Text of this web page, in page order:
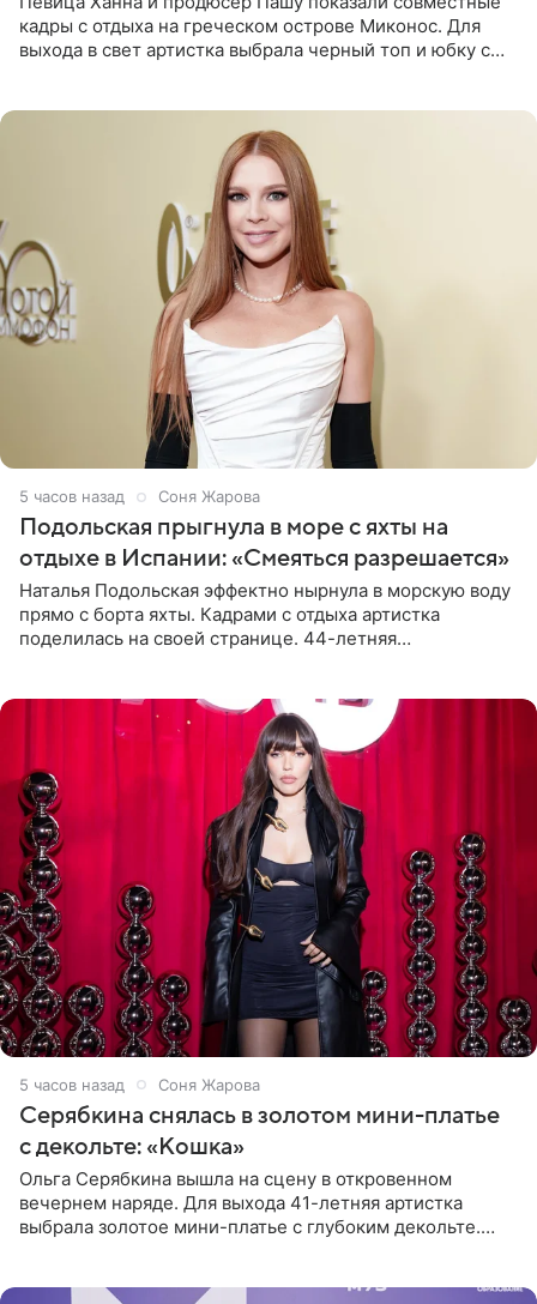
кадры с отдыха на греческом острове Миконос. Для
выхода в свет артистка выбрала черный топ и юбку с
5 часов назад Соня Жарова
Подольская прыгнула в море с яхты на
отдыхе в Испании: «Смеяться разрешается»
Наталья Подольская эффектно нырнула в морскую воду
прямо с борта яхты. Кадрами с отдыха артистка
поделилась на своей странице. 44-летняя
5 часов назад Соня Жарова
Серябкина снялась в золотом мини-платье
с декольте: «Кошка»
Ольга Серябкина вышла на сцену в откровенном
вечернем наряде. Для выхода 41-летняя артистка
выбрала золотое мини-платье с глубоким декольте.